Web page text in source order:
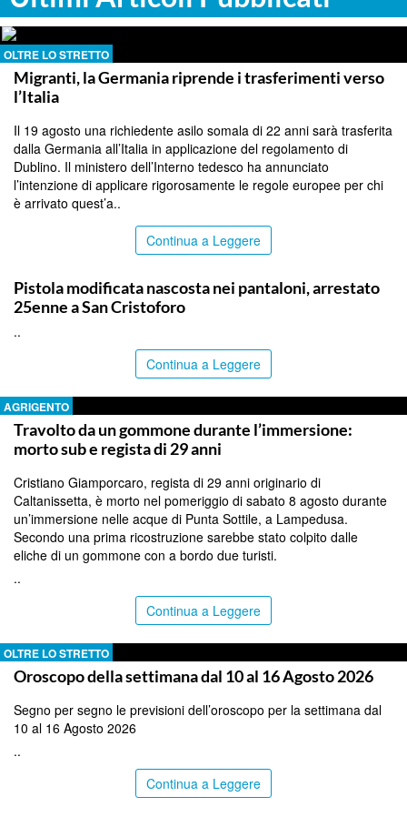
OLTRE LO STRETTO
Migranti, la Germania riprende i trasferimenti verso
l’Italia
Il 19 agosto una richiedente asilo somala di 22 anni sarà trasferita
dalla Germania all’Italia in applicazione del regolamento di
Dublino. Il ministero dell’Interno tedesco ha annunciato
l’intenzione di applicare rigorosamente le regole europee per chi
è arrivato quest’a..
Continua a Leggere
Pistola modificata nascosta nei pantaloni, arrestato
25enne a San Cristoforo
..
Continua a Leggere
AGRIGENTO
Travolto da un gommone durante l’immersione:
morto sub e regista di 29 anni
Cristiano Giamporcaro, regista di 29 anni originario di
Caltanissetta, è morto nel pomeriggio di sabato 8 agosto durante
un’immersione nelle acque di Punta Sottile, a Lampedusa.
Secondo una prima ricostruzione sarebbe stato colpito dalle
eliche di un gommone con a bordo due turisti.
..
Continua a Leggere
OLTRE LO STRETTO
Oroscopo della settimana dal 10 al 16 Agosto 2026
Segno per segno le previsioni dell’oroscopo per la settimana dal
10 al 16 Agosto 2026
..
Continua a Leggere